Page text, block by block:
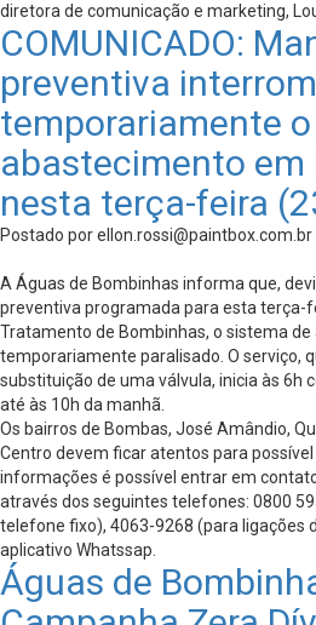
diretora de comunicação e marketing,
COMUNICADO:
preventiva
temporariamente o
abastecimento em
nesta terça-feira
Postado porellon.rossi@paintbox.com.br
A Águas de Bombinhas informa que,
preventiva programada para esta terça-
Tratamento de Bombinhas, o sistema
temporariamente paralisado. O serviço,
substituição de uma válvula, inicia às 6h
até às 10h da manhã.
Os bairros de Bombas, José Amândio,
Centro devem ficar atentos para
informações é possível entrar em
através dos seguintes telefones: 0800
telefone fixo), 4063-9268 (para ligações
aplicativo Whatssap.
Águas de